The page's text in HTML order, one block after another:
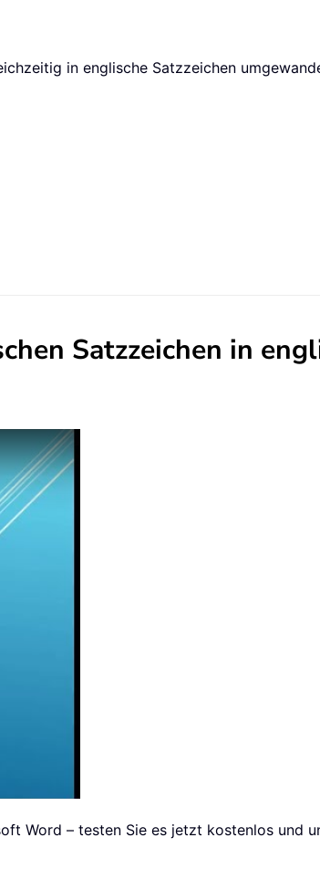
in englische Satzzeichen
Satzzeichen in
Word – testen Sie es jetzt kostenlos und